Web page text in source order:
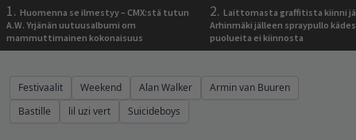
1. Huomenna se ilmestyy – CMX:stä tutun
A.W. Yrjänän uutuusalbumi om
mammuttimainen kokonaisuus
2. Laittomasta graffitista kiinni
Arhinmäki jälleen spraypullo
puolueita ei kiinnosta
Festivaalit Weekend Alan Walker
Armin van Buuren
Bastille
lil uzi vert Suicideboys